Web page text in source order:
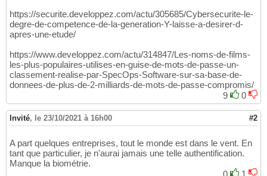
https://securite.developpez.com/actu/305685/Cybersecurite-le-
degre-de-competence-de-la-generation-Y-laisse-a-desirer-d-
apres-une-etude/
https://www.developpez.com/actu/314847/Les-noms-de-films-
les-plus-populaires-utilises-en-guise-de-mots-de-passe-un-
classement-realise-par-SpecOps-Software-sur-sa-base-de-
donnees-de-plus-de-2-milliards-de-mots-de-passe-compromis/
9
0
Invité, le 23/10/2021 à 16h00 #2
A part quelques entreprises, tout le monde est dans le vent. En
tant que particulier, je n'aurai jamais une telle authentification.
Manque la biométrie.